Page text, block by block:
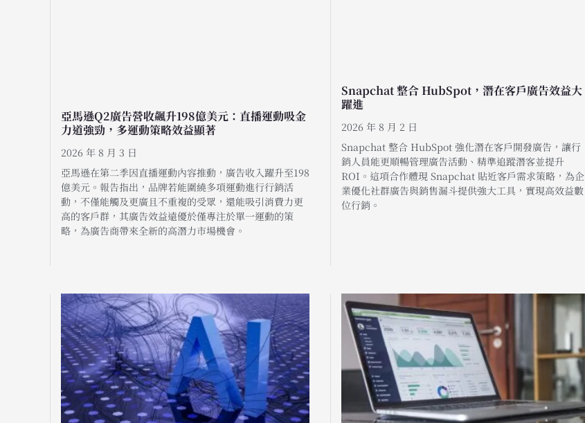
亞馬遜Q2廣告營收飆升198億美元：直播運動吸金
力道強勁，多運動策略效益顯著
2026 年 8 月 3 日
亞馬遜在第二季因直播運動內容推動，廣告收入躍升至198
億美元。報告指出，品牌若能圍繞多項運動進行行銷活
動，不僅能觸及更廣且不重複的受眾，還能吸引消費力更
高的客戶群，其廣告效益遠優於僅專注於單一運動的策
略，為廣告商帶來全新的高潛力市場機會。
Snapchat 整合 HubSpot，潛在客戶廣告效益大
躍進
2026 年 8 月 2 日
Snapchat 整合 HubSpot 強化潛在客戶開發廣告，讓行
銷人員能更順暢管理廣告活動、精準追蹤潛客並提升
ROI。這項合作體現 Snapchat 貼近客戶需求策略，為企
業優化社群廣告與銷售漏斗提供強大工具，實現高效益數
位行銷。